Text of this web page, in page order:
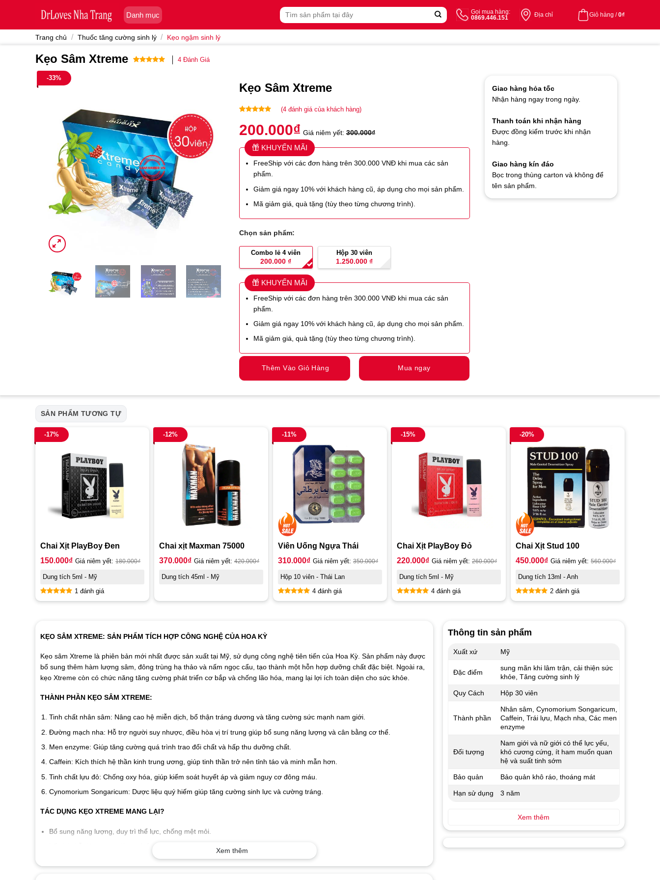
Danh mục
Tìm
kiếm:
Gọi mua hàng:
0869.446.151
Địa chỉ Giỏ hàng /0₫
Trang chủ / Thuốc tăng cường sinh lý / Kẹo ngậm sinh lý
Kẹo Sâm Xtreme 4Đánh Giá
-33%
Kẹo Sâm Xtreme
dựa trên
đánh giá
(4đánh giá của khách hàng)
200.000₫ Giá niêm yết: 300.000₫
KHUYẾN MÃI
FreeShip với các đơn hàng trên 300.000 VNĐ khi mua các sản
phẩm.
Giảm giá ngay 10% với khách hàng cũ, áp dụng cho mọi sản phẩm.
Mã giảm giá, quà tặng (tùy theo từng chương trình).
Chọn sản phẩm:
Combo lẻ 4 viên
200.000₫
Hộp 30 viên
1.250.000 ₫
KHUYẾN MÃI
FreeShip với các đơn hàng trên 300.000 VNĐ khi mua các sản
phẩm.
Giảm giá ngay 10% với khách hàng cũ, áp dụng cho mọi sản phẩm.
Mã giảm giá, quà tặng (tùy theo từng chương trình).
Thêm Vào Giỏ Hàng Mua ngay
Giao hàng hỏa tốc
Nhận hàng ngay trong ngày.
Thanh toán khi nhận hàng
Được đồng kiểm trước khi nhận
hàng.
Giao hàng kín đáo
Bọc trong thùng carton và không để
tên sản phẩm.
SẢN PHẨM TƯƠNG TỰ
-17%
Chai Xịt PlayBoy Đen
Được xếp
150.000₫ Giá niêm yết: 180.000₫
Dung tích 5ml - Mỹ
1 đánh giá
-12%
Chai xịt Maxman 75000
370.000₫ Giá niêm yết: 420.000₫
Dung tích 45ml - Mỹ
-11%
Viên Uống Ngựa Thái
Được xếp
310.000₫ Giá niêm yết: 350.000₫
Hộp 10 viên - Thái Lan
4 đánh giá
-15%
Chai Xịt PlayBoy Đỏ
Được xếp
220.000₫ Giá niêm yết: 260.000₫
Dung tích 5ml - Mỹ
4 đánh giá
-20%
Chai Xịt Stud 100
Được xếp
450.000₫ Giá niêm yết: 560.000₫
Dung tích 13ml - Anh
2 đánh giá
KẸO SÂM XTREME: SẢN PHẨM TÍCH HỢP CÔNG NGHỆ CỦA HOA KỲ
Kẹo sâm Xtreme là phiên bản mới nhất được sản xuất tại Mỹ, sử dụng công nghệ tiên tiến của Hoa Kỳ. Sản phẩm này được
bổ sung thêm hàm lượng sâm, đông trùng hạ thảo và nấm ngọc cẩu, tạo thành một hỗn hợp dưỡng chất đặc biệt. Ngoài ra,
kẹo Xtreme còn có chức năng tăng cường phát triển cơ bắp và chống lão hóa, mang lại lợi ích toàn diện cho sức khỏe.
THÀNH PHẦN KẸO SÂM XTREME:
Tinh chất nhân sâm: Nâng cao hệ miễn dịch, bổ thận tráng dương và tăng cường sức mạnh nam giới.
Đường mạch nha: Hỗ trợ người suy nhược, điều hòa vị trí trung giúp bổ sung năng lượng và cân bằng cơ thể.
Men enzyme: Giúp tăng cường quá trình trao đổi chất và hấp thu dưỡng chất.
Caffein: Kích thích hệ thần kinh trung ương, giúp tinh thần trở nên tỉnh táo và minh mẫn hơn.
Tinh chất lựu đỏ: Chống oxy hóa, giúp kiểm soát huyết áp và giảm nguy cơ đông máu.
Cynomorium Songaricum: Dược liệu quý hiếm giúp tăng cường sinh lực và cường tráng.
TÁC DỤNG KẸO XTREME MANG LẠI?
Bổ sung năng lượng, duy trì thể lực, chống mệt mỏi.
Nhân sâm quý giúp ổn định huyết áp và kiểm soát chỉ số đường huyết.
Xem thêm
Thông tin sản phẩm
Xuất xứ Mỹ
Đặc điểm
sung mãn khi lâm trận, cải thiện sức
khỏe, Tăng cường sinh lý
Quy Cách Hộp 30 viên
Thành phần
Nhân sâm, Cynomorium Songaricum,
Caffein, Trái lựu, Mạch nha, Các men
enzyme
Đối tượng
Nam giới và nữ giới có thể lực yếu,
khó cương cứng, ít ham muốn quan
hệ và suất tinh sớm
Bảo quản Bảo quản khô ráo, thoáng mát
Hạn sử dụng 3 năm
Xem thêm